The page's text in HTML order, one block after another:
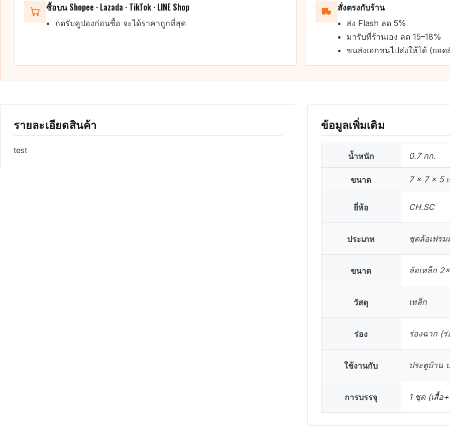
ซื้อบน Shopee · Lazada · TikTok · LINE Shop
กดรับคูปองก่อนซื้อ จะได้ราคาถูกที่สุด
สั่งตรงกับร้าน
ส่ง Flash ลด 5%
มารับที่ร้านเอง ลด 15–18%
ขนส่งเอกชนไปส่งให้ได้ (ยอ
รายละเอียดสินค้า
test
ข้อมูลเพิ่มเติม
น้ำหนัก 0.7 กก.
ขนาด 7 × 7 × 5
ยี่ห้อ CH.SC
ประเภท ชุดล้อเฟร
ขนาด ล้อเหล็ก
วัสดุ เหล็ก
ร่อง ร่องฉาก (ร่
ใช้งานกับ ประตูบ้าน
การบรรจุ 1 ชุด (เสื้อ